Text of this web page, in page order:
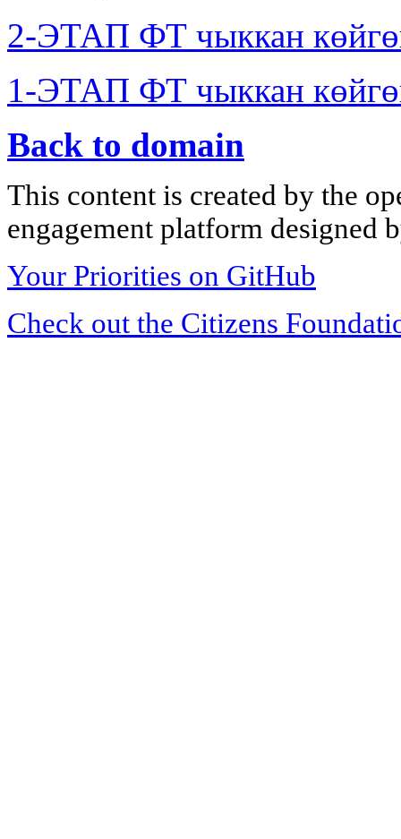
2-ЭТАП ФТ чыккан
1-ЭТАП ФТ чыккан
Back to domain
This content is created by the
engagement platform designed
Your Priorities on GitHub
Check out the Citizens